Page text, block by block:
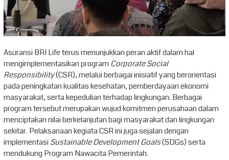
Asuransi BRI Life terus menunjukkan peran aktif dalam hal
mengimplementasikan programCorporate Social
Responsibility(CSR), melalui berbagai inisiatif yang berorientasi
pada peningkatan kualitas kesehatan, pemberdayaan ekonomi
masyarakat, serta kepedulian terhadap lingkungan. Berbagai
program tersebut merupakan wujud komitmen perusahaan dalam
menciptakan nilai berkelanjutan bagi masyarakat dan lingkungan
sekitar. Pelaksanaan kegiata CSR ini juga sejalan dengan
implementasiSustainable Development Goals(SDGs) serta
mendukung Program Nawacita Pemerintah.